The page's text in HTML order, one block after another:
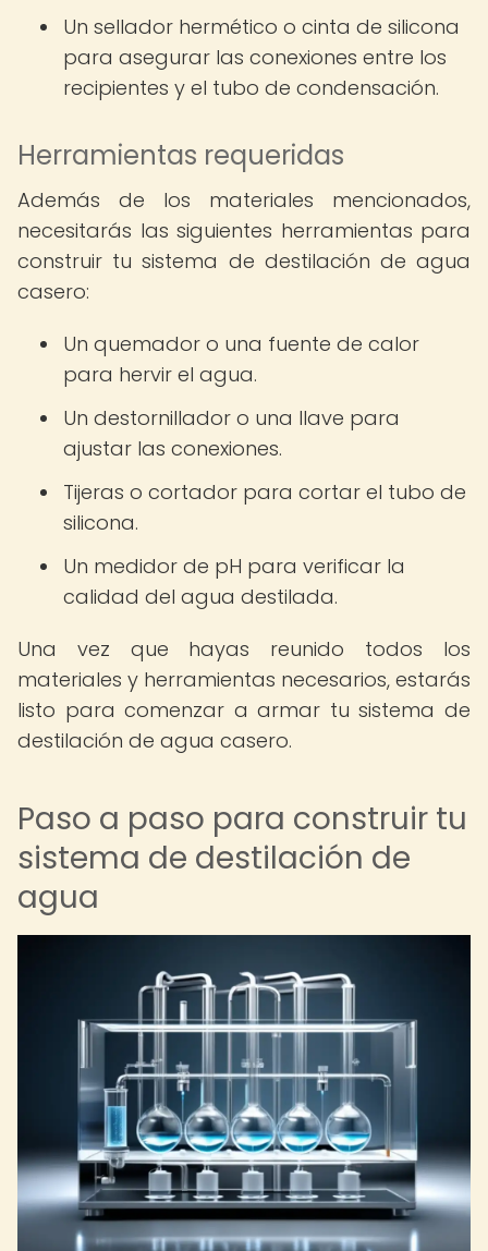
Un sellador hermético o cinta de silicona
para asegurar las conexiones entre los
recipientes y el tubo de condensación.
Herramientas requeridas
Además de los materiales mencionados,
necesitarás las siguientes herramientas para
construir tu sistema de destilación de agua
casero:
Un quemador o una fuente de calor
para hervir el agua.
Un destornillador o una llave para
ajustar las conexiones.
Tijeras o cortador para cortar el tubo de
silicona.
Un medidor de pH para verificar la
calidad del agua destilada.
Una vez que hayas reunido todos los
materiales y herramientas necesarios, estarás
listo para comenzar a armar tu sistema de
destilación de agua casero.
Paso a paso para construir tu
sistema de destilación de
agua